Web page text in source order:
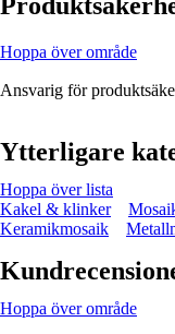
Hoppa över område
Ansvarig för
Ytterligare
Hoppa över lista
Kakel & klinker
Keramikmosaik
Hoppa över område